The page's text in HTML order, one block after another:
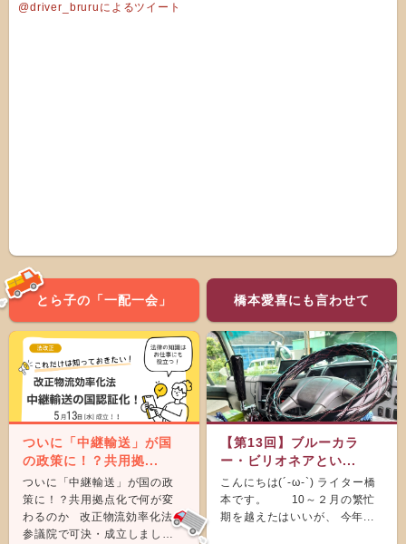
@driver_bruruによるツイート
とら子の「一配一会」
ついに「中継輸送」が国
の政策に！？共用拠...
ついに「中継輸送」が国の政
策に！？共用拠点化で何が変
わるのか 改正物流効率化法が
参議院で可決・成立しまし
橋本愛喜にも言わせて
【第13回】ブルーカラ
ー・ビリオネアとい...
こんにちは(´-ω-`) ライター橋
本です。 10～２月の繁忙
期を越えたはいいが、 今年...